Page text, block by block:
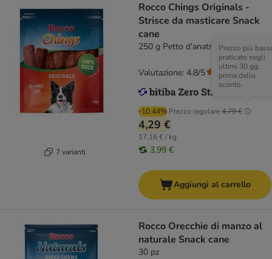
7 varianti
Rocco Chings Originals -
Strisce da masticare Snack
cane
250 g Petto d'anatra
-10.44% Prezzo regolare4,79 €
Prezzo più
praticato negli
ultimi 30 gg,
prima dello
sconto.
4,29 €
17,16 € / kg
3,99 €
Valutazione: 4.8/5 (117
Aggiungi al carrello
Rocco Orecchie di manzo al
naturale Snack cane
30 pz